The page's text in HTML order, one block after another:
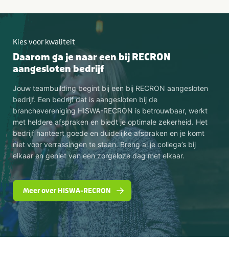
Kies voor kwaliteit
Daarom ga je naar een bij RECRON
aangesloten bedrijf
Jouw teambuilding begint bij een bij RECRON aangesloten
bedrijf. Een bedrijf dat is aangesloten bij de
branchevereniging HISWA-RECRON is betrouwbaar, werkt
met heldere afspraken en biedt je optimale zekerheid. Het
bedrijf hanteert goede en duidelijke afspraken en je komt
niet voor verrassingen te staan. Breng al je collega’s bij
elkaar en geniet van een zorgeloze dag met elkaar.
Meer over HISWA-RECRON